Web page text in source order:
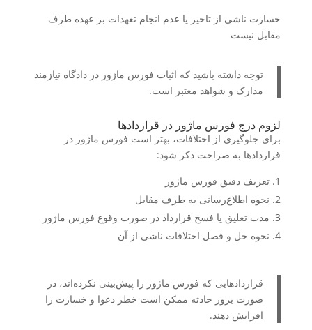
خسارت ناشی از تاخیر یا عدم انجام تعهدات بر عهده طرف
مقابل نیست
توجه داشته باشید که اثبات فورس ماژور در دادگاه نیازمند
مدارک و شواهد معتبر است.
لزوم درج فورس ماژور در قراردادها
برای جلوگیری از اختلافات، بهتر است فورس ماژور در
قراردادها به صراحت ذکر شود:
تعریف دقیق فورس ماژور
نحوه اطلاع‌رسانی به طرف مقابل
مدت تعلیق یا فسخ قرارداد در صورت وقوع فورس ماژور
نحوه حل و فصل اختلافات ناشی از آن
قراردادهایی که فورس ماژور را پیش‌بینی نکرده‌اند، در
صورت بروز حادثه ممکن است خطر دعوا و خسارت را
افزایش دهند.